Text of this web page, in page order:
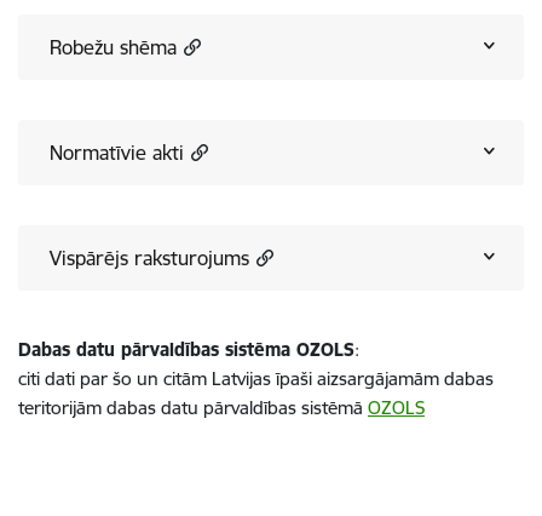
Robežu shēma
Normatīvie akti
Vispārējs raksturojums
Dabas datu pārvaldības sistēma OZOLS:
citi dati par šo un citām Latvijas īpaši aizsargājamām dabas
teritorijām dabas datu pārvaldības sistēmā OZOLS